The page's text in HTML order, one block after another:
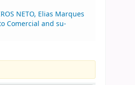
NETO, Elias Marques
Comercial and su-